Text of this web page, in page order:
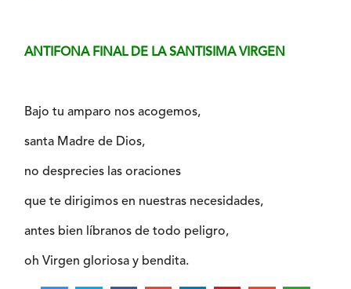
ANTIFONA FINAL DE LA SANTISIMA VIRGEN
Bajo tu amparo nos acogemos,
santa Madre de Dios,
no desprecies las oraciones
que te dirigimos en nuestras necesidades,
antes bien líbranos de todo peligro,
oh Virgen gloriosa y bendita.